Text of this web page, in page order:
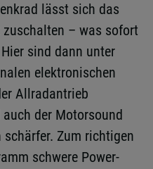
lässt sich das
– was sofort
sind dann unter
elektronischen
Allradantrieb
der Motorsound
Zum richtigen
schwere Power-